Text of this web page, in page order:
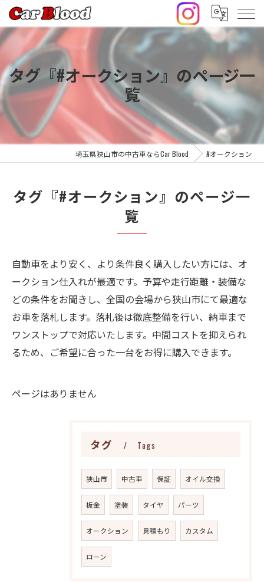
タグ『#オークション』のページ一
覧
埼玉県狭山市の中古車ならCar Blood #オークション
タグ『#オークション』のページ一
覧
自動車をより安く、より条件良く購入したい方には、オ
ークション仕入れが最適です。予算や走行距離・装備な
どの条件をお聞きし、全国の会場から狭山市にて最適な
お車を落札します。落札後は徹底整備を行い、納車まで
ワンストップで対応いたします。中間コストを抑えられ
るため、ご希望に合った一台をお得に購入できます。
ページはありません
タグ Tags
狭山市 中古車 保証 オイル交換
板金 塗装 タイヤ パーツ
オークション 見積もり カスタム
ローン